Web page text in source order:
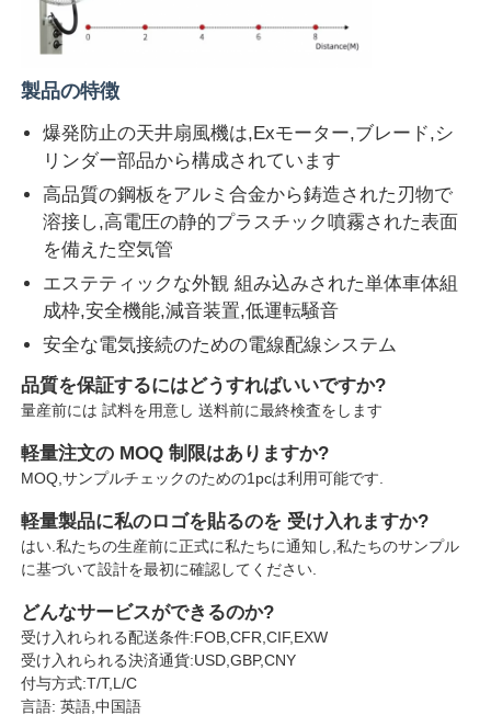
製品の特徴
爆発防止の天井扇風機は,Exモーター,ブレード,シ
リンダー部品から構成されています
高品質の鋼板をアルミ合金から鋳造された刃物で
溶接し,高電圧の静的プラスチック噴霧された表面
を備えた空気管
エステティックな外観 組み込みされた単体車体組
成枠,安全機能,減音装置,低運転騒音
安全な電気接続のための電線配線システム
品質を保証するにはどうすればいいですか?
量産前には 試料を用意し 送料前に最終検査をします
軽量注文の MOQ 制限はありますか?
MOQ,サンプルチェックのための1pcは利用可能です.
軽量製品に私のロゴを貼るのを 受け入れますか?
はい.私たちの生産前に正式に私たちに通知し,私たちのサンプル
に基づいて設計を最初に確認してください.
どんなサービスができるのか?
受け入れられる配送条件:FOB,CFR,CIF,EXW
受け入れられる決済通貨:USD,GBP,CNY
付与方式:T/T,L/C
言語: 英語,中国語